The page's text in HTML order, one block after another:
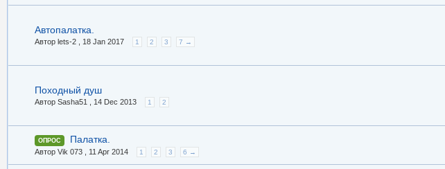
Автопалатка.
Автор lets-2 , 18 Jan 2017 1 2 3 7 →
Походный душ
Автор Sasha51 , 14 Dec 2013 1 2
ОПРОС Палатка.
Автор Vik 073 , 11 Apr 2014 1 2 3 6 →